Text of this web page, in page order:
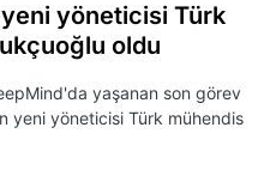
yeni yöneticisi Türk
oldu
yaşanan son görev
yeni yöneticisi Türk mühendis